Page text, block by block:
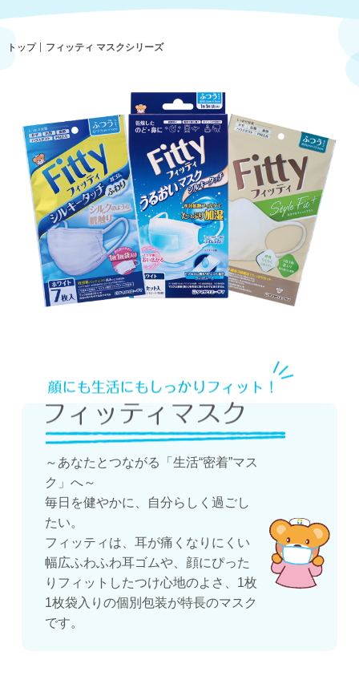
トップ フィッティ マスクシリーズ
～あなたとつながる「生活“密着”マス
ク」へ～
毎日を健やかに、自分らしく過ごし
たい。
フィッティは、耳が痛くなりにくい
幅広ふわふわ耳ゴムや、顔にぴった
りフィットしたつけ心地のよさ、1枚
1枚袋入りの個別包装が特長のマスク
です。